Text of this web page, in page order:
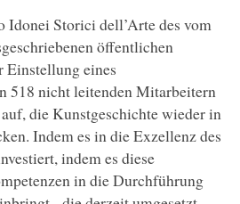
Storici dell’Arte des vom
öffentlichen
Einstellung eines
518 nicht leitenden Mitarbeitern
die Kunstgeschichte wieder in
Indem es in die Exzellenz des
indem es diese
in die Durchführung